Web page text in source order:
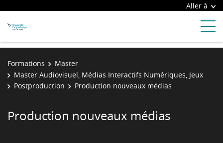
Aller à
Formations
Master
Master Audiovisuel, Médias Interactifs Numériques, Jeux
Postproduction
Production nouveaux médias
Production nouveaux médias